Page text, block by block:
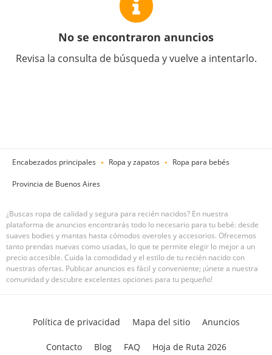
No se encontraron anuncios
Revisa la consulta de búsqueda y vuelve a intentarlo.
Encabezados principales Ropa y zapatos Ropa para bebés
Provincia de Buenos Aires
¿Buscas ropa de calidad y segura para recién nacidos? En nuestra
plataforma de anuncios encontrarás todo lo necesario para tu bebé: desde
suaves bodies y mantas hasta cómodos overoles y accesorios. Ofrecemos
tanto prendas nuevas como usadas, lo que te permite elegir lo mejor a un
precio accesible. Cuida la comodidad y el estilo de tu recién nacido con
nuestras ofertas. Publicar anuncios es fácil y conveniente; ¡únete a nuestra
comunidad y descubre excelentes opciones para tu pequeño!
Política de privacidad Mapa del sitio Anuncios
Contacto Blog FAQ Hoja de Ruta 2026